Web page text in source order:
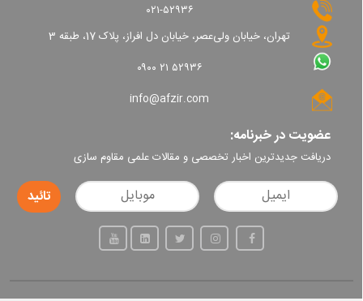
۰۲۱-۵۲۹۳۶
تهران، خیابان ولی‌عصر، خیابان دل افراز، پلاک 17، طبقه 3
۰۹۰۰ ۲۱ ۵۲۹۳۶
info@afzir.com
عضویت در خبرنامه:
دریافت جدیدترین اخبار تخصصی و مقالات علمی مقاوم سازی